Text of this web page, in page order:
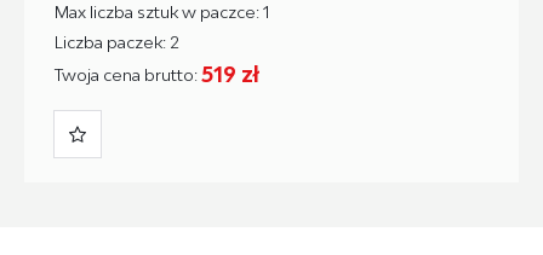
Twoja cena brutto:519 zł
Max liczba sztuk w paczce: 1
Liczba paczek: 2